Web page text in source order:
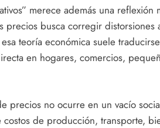
merece además una reflexión
busca corregir distorsiones
teoría económica suele
en hogares, comercios,
precios no ocurre en un vacío
de producción, transporte,